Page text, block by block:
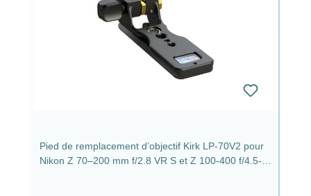
Pied de remplacement d’objectif Kirk LP-70V2 pour
Nikon Z 70–200 mm f/2.8 VR S et Z 100-400 f/4.5-